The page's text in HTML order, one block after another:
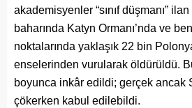
akademisyenler “sınıf düşmanı”
baharında Katyn Ormanı’nda ve
noktalarında yaklaşık 22 bin
enselerinden vurularak öldürüldü.
boyunca inkâr edildi; gerçek ancak
çökerken kabul edilebildi.